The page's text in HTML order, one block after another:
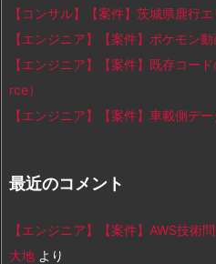
【コンサル】【案件】茨城県鹿行
【エンジニア】【案件】ポケモン
【エンジニア】【案件】既存コー
rce）
【エンジニア】【案件】車載側デ
最近のコメント
【エンジニア】【案件】AWS技術
大地 より